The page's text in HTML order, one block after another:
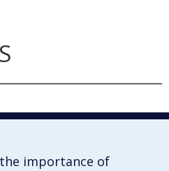
importance of